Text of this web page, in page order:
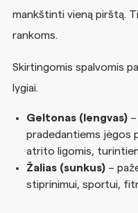
mankštinti vieną pirštą.
rankoms.
Skirtingomis spalvomis
lygiai.
Geltonas (lengvas)
pradedantiems jėgos
atrito ligomis,
Žalias (sunkus) –
stiprinimui, sportui,